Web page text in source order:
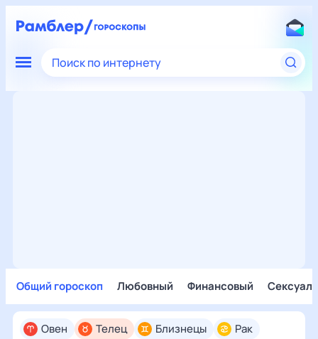
Поиск по интернету
Общий гороскоп Любовный Финансовый
Овен Телец Близнецы
Рак